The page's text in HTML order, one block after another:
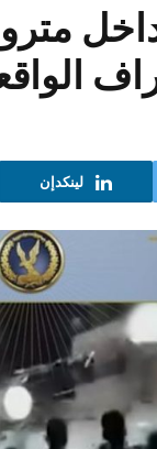
مترو
لينكدإن